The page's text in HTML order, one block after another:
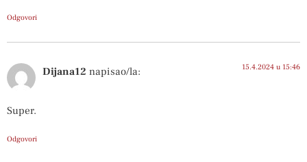
Odgovori
Dijana12 napisao/la: 15.4.2024 u 15:46
Super.
Odgovori